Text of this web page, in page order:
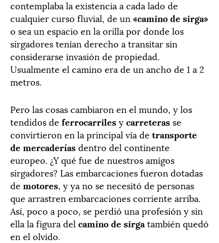
contemplaba la existencia a cada lado de
cualquier curso fluvial, de un «camino de sirga»
o sea un espacio en la orilla por donde los
sirgadores tenían derecho a transitar sin
considerarse invasión de propiedad.
Usualmente el camino era de un ancho de 1 a 2
metros.
Pero las cosas cambiaron en el mundo, y los
tendidos de ferrocarrilesycarreteras se
convirtieron en la principal vía de transporte
de mercaderíasdentro del continente
europeo. ¿Y qué fue de nuestros amigos
sirgadores? Las embarcaciones fueron dotadas
de motores, y ya no se necesitó de personas
que arrastren embarcaciones corriente arriba.
Así, poco a poco, se perdió una profesión y sin
ella la figura del camino de sirga también quedó
en el olvido.